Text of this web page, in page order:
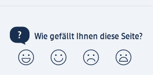
Wie gefällt Ihnen diese Seite?